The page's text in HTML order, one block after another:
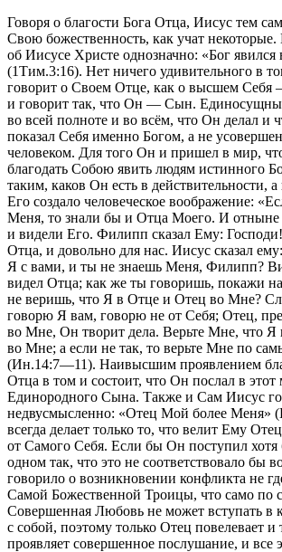
Говоря о благости Бога Отца, Иисус тем
Свою божественность, как учат
об Иисусе Христе однозначно: «Бог явился
(1Тим.3:16). Нет ничего удивительного в
говорит о Своем Отце, как о высшем
и говорит так, что Он — Сын.
во всей полноте и во всём, что Он делал и
показал Себя именно Богом, а не
человеком. Для того Он и пришел в мир,
благодать Собою явить людям истинного
таким, каков Он есть в действительности,
Его создало человеческое воображение:
Меня, то знали бы и Отца Моего. И отныне
и видели Его. Филипп сказал Ему:
Отца, и довольно для нас. Иисус сказал
Я с вами, и ты не знаешь Меня, Филипп?
видел Отца; как же ты говоришь, покажи
не веришь, что Я в Отце и Отец во Мне?
говорю Я вам, говорю не от Себя; Отец,
во Мне, Он творит дела. Верьте Мне, что Я
во Мне; а если не так, то верьте Мне по
(Ин.14:7—11). Наивысшим проявлением
Отца в том и состоит, что Он послал в этот
Единородного Сына. Также и Сам Иисус
недвусмысленно: «Отец Мой более Меня»
всегда делает только то, что велит Ему
от Самого Себя. Если бы Он поступил
одном так, что это не соответствовало бы
говорило о возникновении конфликта не
Самой Божественной Троицы, что само по
Совершенная Любовь не может вступать в
с собой, поэтому только Отец повелевает
проявляет совершенное послушание, и все